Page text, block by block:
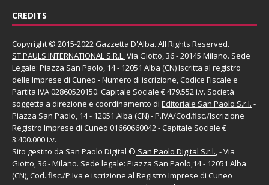
CREDITS
Copyright © 2015-2022 Gazzetta D'Alba. All Rights Reserved.
ST PAULS INTERNATIONAL S.R.L. Via Giotto, 36 - 20145 Milano. Sede
Legale: Piazza San Paolo, 14 - 12051 Alba (CN) Iscritta al registro
delle Imprese di Cuneo - Numero di iscrizione, Codice Fiscale e
Partita IVA 02860520150. Capitale Sociale € 479.552 i.v. Società
soggetta a direzione e coordinamento di Editoriale San Paolo S.r.l. -
Piazza San Paolo, 14 - 12051 Alba (CN) - P.IVA/Cod.fisc./Iscrizione
Registro Imprese di Cuneo 01660660042 - Capitale Sociale €
3.400.000 i.v.
Sito gestito da San Paolo Digital © San Paolo Digital S.r.l., - Via
Giotto, 36 - Milano. Sede legale: Piazza San Paolo,14 - 12051 Alba
(CN), Cod. fisc./P.Iva e iscrizione al Registro Imprese di Cuneo